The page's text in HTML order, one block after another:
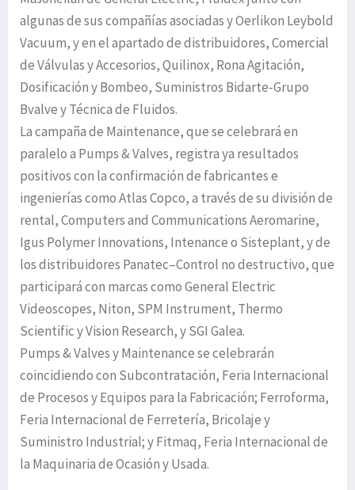
algunas de sus compañías asociadas y Oerlikon Leybold
Vacuum, y en el apartado de distribuidores, Comercial
de Válvulas y Accesorios, Quilinox, Rona Agitación,
Dosificación y Bombeo, Suministros Bidarte-Grupo
Bvalve y Técnica de Fluidos.
La campaña de Maintenance, que se celebrará en
paralelo a Pumps & Valves, registra ya resultados
positivos con la confirmación de fabricantes e
ingenierías como Atlas Copco, a través de su división de
rental, Computers and Communications Aeromarine,
Igus Polymer Innovations, Intenance o Sisteplant, y de
los distribuidores Panatec–Control no destructivo, que
participará con marcas como General Electric
Videoscopes, Niton, SPM Instrument, Thermo
Scientific y Vision Research, y SGI Galea.
Pumps & Valves y Maintenance se celebrarán
coincidiendo con Subcontratación, Feria Internacional
de Procesos y Equipos para la Fabricación; Ferroforma,
Feria Internacional de Ferretería, Bricolaje y
Suministro Industrial; y Fitmaq, Feria Internacional de
la Maquinaria de Ocasión y Usada.